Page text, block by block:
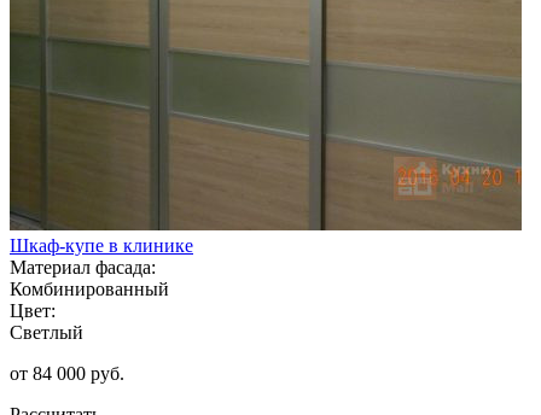
Шкаф-купе в клинике
Материал фасада:
Комбинированный
Цвет:
Светлый
от 84 000 руб.